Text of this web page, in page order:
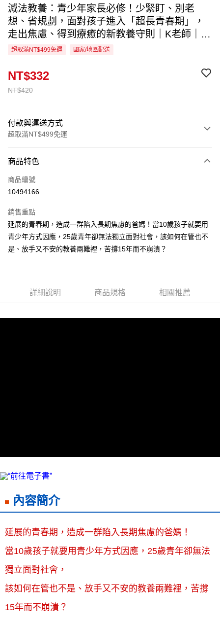
減法教養：青少年家長必修！少緊盯、別老
想、省規劃，面對孩子進入「超長青春期」，
走出焦慮、得到療癒的新教養守則｜K老師｜推
薦給孩子在小學到高中階段的家長
超取滿NT$499免運 國家/地區配送
NT$420
NT$332
付款與運送方式
超取滿NT$499免運
信用卡一次付款
超商取貨付款
Apple Pay
街口支付
全家取貨付款
每筆NT$70，滿NT$799(含以上)免運費
離島宅配
海外叢書運費
商品特色
商品編號
10494166
銷售重點
延展的青春期，造成一群陷入長期焦慮的爸媽！當10歲孩子就要用
青少年方式因應，25歲青年卻無法獨立面對社會，該如何在管也不
是、放手又不安的教養兩難裡，苦撐15年而不崩潰？
詳細說明 商品規格 相關推薦
內容簡介
延展的青春期，造成一群陷入長期焦慮的爸媽！
當10歲孩子就要用青少年方式因應，25歲青年卻無法
獨立面對社會，
該如何在管也不是、放手又不安的教養兩難裡，苦撐
15年而不崩潰？